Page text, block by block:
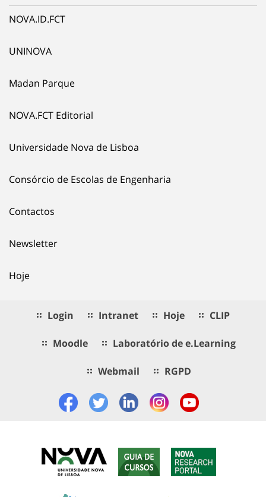
NOVA.ID.FCT
UNINOVA
Madan Parque
NOVA.FCT Editorial
Universidade Nova de Lisboa
Consórcio de Escolas de Engenharia
Contactos
Newsletter
Hoje
Login Intranet Hoje CLIP
Moodle Laboratório de e.Learning
Webmail RGPD